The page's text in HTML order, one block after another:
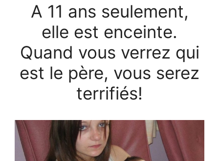
A 11 ans seulement,
elle est enceinte.
Quand vous verrez qui
est le père, vous serez
terrifiés!